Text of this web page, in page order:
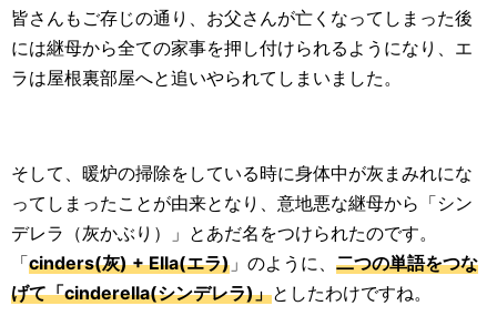
皆さんもご存じの通り、お父さんが亡くなってしまった後
には継母から全ての家事を押し付けられるようになり、エ
ラは屋根裏部屋へと追いやられてしまいました。
そして、暖炉の掃除をしている時に身体中が灰まみれにな
ってしまったことが由来となり、意地悪な継母から「シン
デレラ（灰かぶり）」とあだ名をつけられたのです。
「cinders(灰) + Ella(エラ) 」のように、 二つの単語をつな
げて「cinderella(シンデレラ)」としたわけですね。